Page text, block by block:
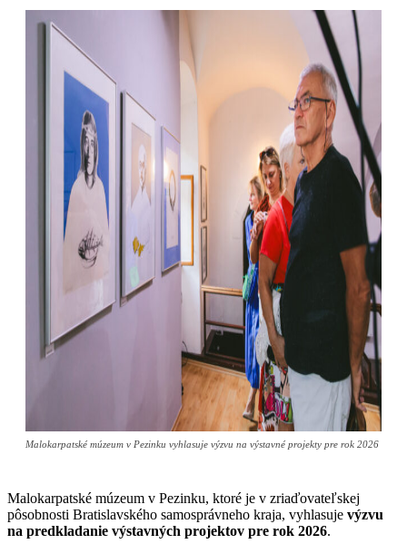
Malokarpatské múzeum v Pezinku vyhlasuje výzvu na výstavné projekty pre rok 2026
Malokarpatské múzeum v Pezinku, ktoré je v zriaďovateľskej
pôsobnosti Bratislavského samosprávneho kraja, vyhlasuje výzvu
na predkladanie výstavných projektov pre rok 2026.